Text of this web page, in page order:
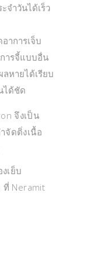
จำวันได้เร็ว
าการเจ็บ
ารจี้แบบอื่น
หายได้เรียบ
ได้ชัด
จึงเป็น
จัดติ่งเนื้อ
เย็บ
ที่ Neramit